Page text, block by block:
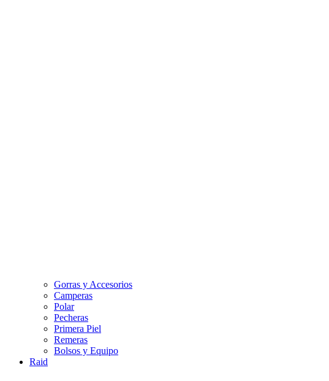
Gorras y Accesorios
Camperas
Polar
Pecheras
Primera Piel
Remeras
Bolsos y Equipo
Raid